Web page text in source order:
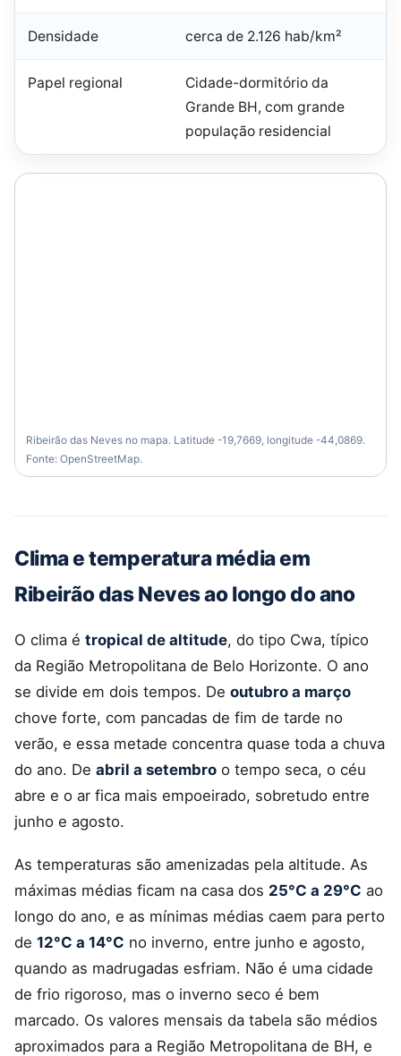
Densidade cerca de 2.126 hab/km²
Papel regional
Cidade-dormitório da
Grande BH, com grande
população residencial
Ribeirão das Neves no mapa. Latitude -19,7669, longitude -44,0869.
Fonte: OpenStreetMap.
Clima e temperatura média em
Ribeirão das Neves ao longo do ano
O clima é tropical de altitude, do tipo Cwa, típico
da Região Metropolitana de Belo Horizonte. O ano
se divide em dois tempos. De outubro a março
chove forte, com pancadas de fim de tarde no
verão, e essa metade concentra quase toda a chuva
do ano. De abril a setembro o tempo seca, o céu
abre e o ar fica mais empoeirado, sobretudo entre
junho e agosto.
As temperaturas são amenizadas pela altitude. As
máximas médias ficam na casa dos 25°C a 29°C ao
longo do ano, e as mínimas médias caem para perto
de 12°C a 14°C no inverno, entre junho e agosto,
quando as madrugadas esfriam. Não é uma cidade
de frio rigoroso, mas o inverno seco é bem
marcado. Os valores mensais da tabela são médios
aproximados para a Região Metropolitana de BH, e